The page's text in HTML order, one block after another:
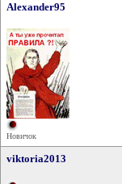
Alexander95
Новичок
viktoria2013